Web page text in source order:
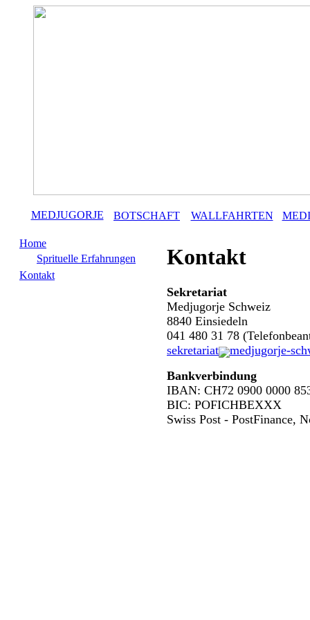
MEDJUGORJE BOTSCHAFT WALLFAHRTEN
Home
Sprituelle Erfahrungen
Kontakt
Kontakt
Sekretariat
Medjugorje Schweiz
8840 Einsiedeln
041 480 31 78
sekretariat
medjugorje-
Bankverbindung
IBAN: CH72 0900 0000
BIC: POFICHBEXXX
Swiss Post - PostFinance,